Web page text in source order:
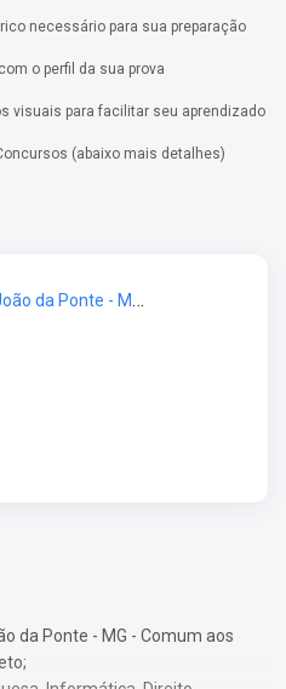
necessário para sua preparação
o perfil da sua prova
visuais para facilitar seu aprendizado
(abaixo mais detalhes)
Prefeitura Municipal de São João da Ponte - MG - Prefeitura de São João da Ponte - MG
da Ponte - MG - Comum aos